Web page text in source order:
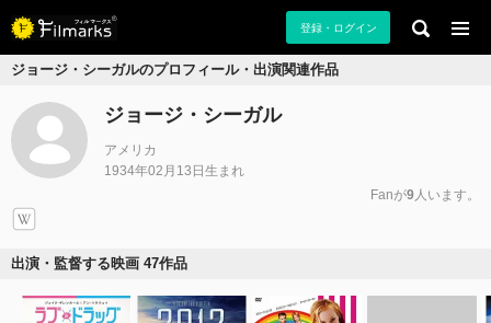
登録・ログイン
ジョージ・シーガルのプロフィール・出演関連作品
ジョージ・シーガル
アメリカ
1934年02月13日生まれ
Fanが9人います。
出演・監督する映画 47作品